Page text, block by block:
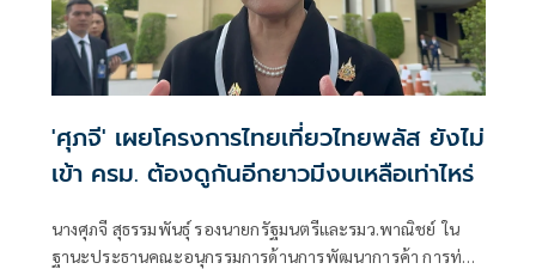
'ศุภจี' เผยโครงการไทยเที่ยวไทยพลัส ยังไม่
เข้า ครม. ต้องดูกันอีกยาวมีงบเหลือเท่าไหร่
นางศุภจี สุธรรมพันธุ์ รองนายกรัฐมนตรีและรมว.พาณิชย์ ใน
ฐานะประธานคณะอนุกรรมการด้านการพัฒนาการค้า การท่อง